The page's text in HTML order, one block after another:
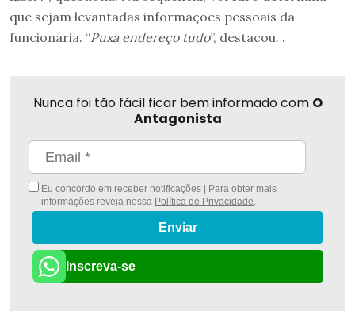
que sejam levantadas informações pessoais da
funcionária. “Puxa endereço tudo”, destacou. .
Nunca foi tão fácil ficar bem informado com O
Antagonista
Eu concordo em receber notificações | Para obter mais
informações reveja nossa Política de Privacidade.
Enviar
Inscreva-se